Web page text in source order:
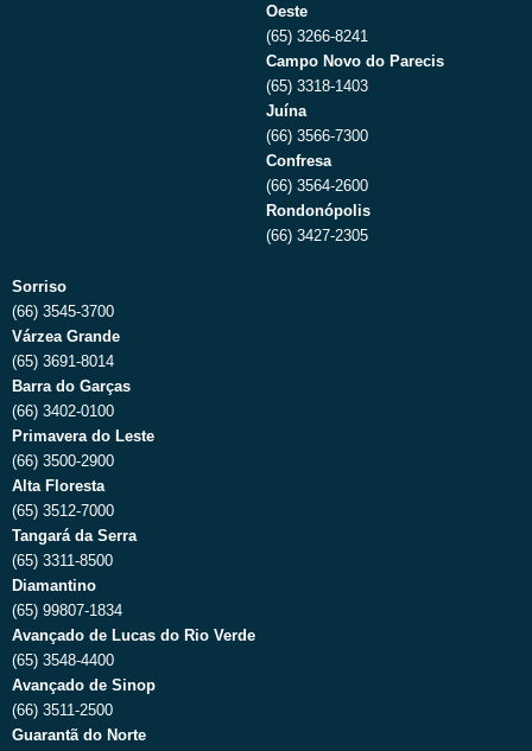
Oeste
(65) 3266-8241
Campo Novo do Parecis
(65) 3318-1403
Juína
(66) 3566-7300
Confresa
(66) 3564-2600
Rondonópolis
(66) 3427-2305
Sorriso
(66) 3545-3700
Várzea Grande
(65) 3691-8014
Barra do Garças
(66) 3402-0100
Primavera do Leste
(66) 3500-2900
Alta Floresta
(65) 3512-7000
Tangará da Serra
(65) 3311-8500
Diamantino
(65) 99807-1834
Avançado de Lucas do Rio Verde
(65) 3548-4400
Avançado de Sinop
(66) 3511-2500
Guarantã do Norte